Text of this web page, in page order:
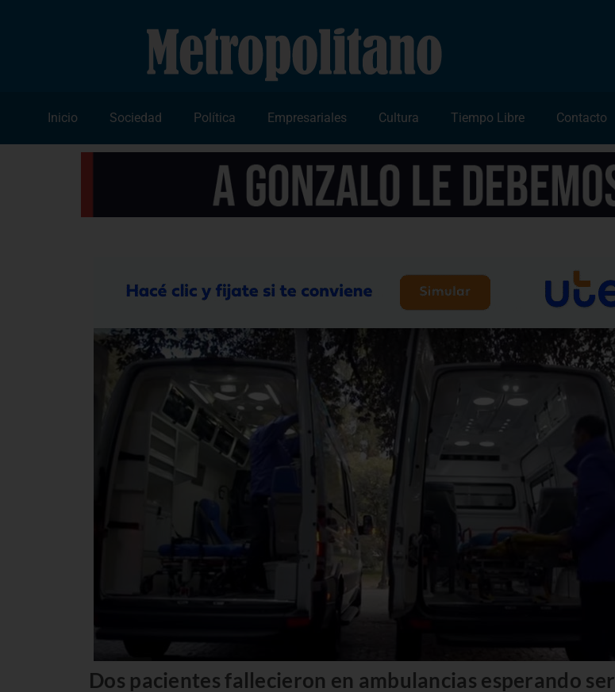
Inicio Sociedad Política Empresariales Cultura Tiempo Libre Contacto
Dos pacientes fallecieron en ambulancias esperando ser